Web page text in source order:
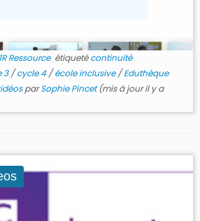
Ressource étiquetécontinuité
3/cycle 4 /école inclusive/Eduthèque
parSophie Pincet(mis à jour il y a